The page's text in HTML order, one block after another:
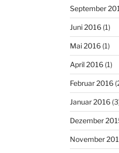
September
Juni 2016(1)
Mai 2016(1)
April 2016(1)
Februar 2016
Januar 2016
Dezember
November